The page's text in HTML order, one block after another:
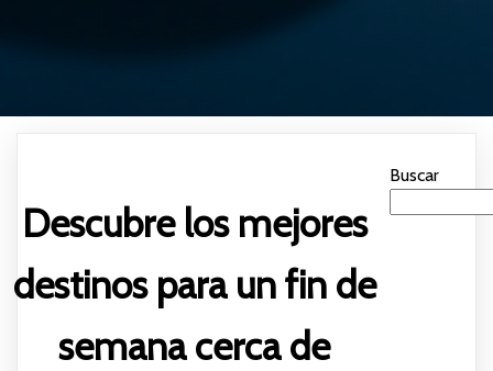
Descubre los mejores
destinos para un fin de
semana cerca de
Buscar